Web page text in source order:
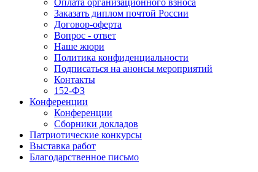
Оплата организационного взноса
Заказать диплом почтой России
Договор-оферта
Вопрос - ответ
Наше жюри
Политика конфиденциальности
Подписаться на анонсы мероприятий
Контакты
152-ФЗ
Конференции
Конференции
Сборники докладов
Патриотические конкурсы
Выставка работ
Благодарственное письмо